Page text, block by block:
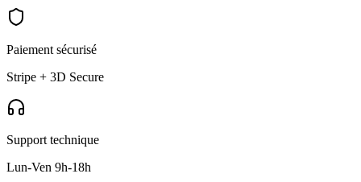
Paiement sécurisé
Stripe + 3D Secure
Support technique
Lun-Ven 9h-18h